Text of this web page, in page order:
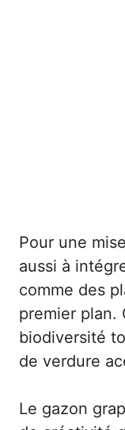
Pour une
aussi à
comme des
premier plan.
biodiversité
de verdure
Le gazon